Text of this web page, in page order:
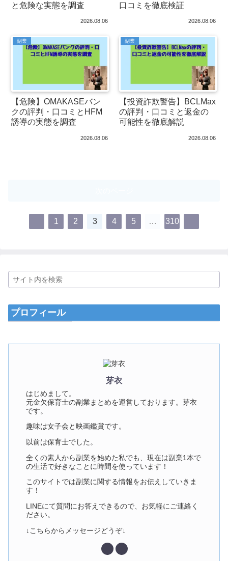
と危険な実態を調査
2026.08.06
口コミを徹底検証
2026.08.06
副業
【危険】OMAKASEバン
クの評判・口コミとHFM
誘導の実態を調査
2026.08.06
副業
【投資詐欺警告】BCLMax
の評判・口コミと返金の
可能性を徹底解説
2026.08.06
1 2 3 4 5 … 310
プロフィール
芽衣
はじめまして。
元金欠保育士の副業まとめを運営しております。芽衣
です。
趣味は女子会と映画鑑賞です。
以前は保育士でした。
全くの素人から副業を始めた私でも、現在は副業1本で
の生活で好きなことに時間を使っています！
このサイトでは副業に関する情報をお伝えしていきま
す！
LINEにて質問にお答えできるので、お気軽にご連絡く
ださい。
↓こちらからメッセージどうぞ↓